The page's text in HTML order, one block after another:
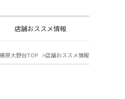
店舗おススメ情報
原大野台TOP 店舗おススメ情報